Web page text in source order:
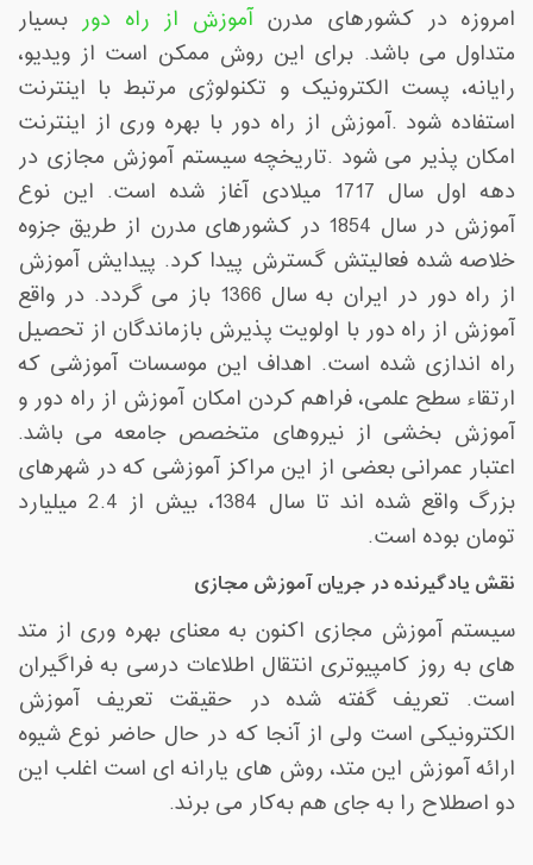
امروزه در کشورهای مدرن آموزش از راه دور بسیار
متداول می باشد. برای این روش ممکن است از ویدیو،
رایانه، پست الکترونیک و تکنولوژی مرتبط با اینترنت
استفاده شود .آموزش از راه دور با بهره وری از اینترنت
امکان پذیر می شود .تاریخچه سیستم آموزش مجازی در
دهه اول سال 1717 میلادی آغاز شده است. این نوع
آموزش در سال 1854 در کشورهای مدرن از طریق جزوه
خلاصه شده فعالیتش گسترش پیدا کرد. پیدایش آموزش
از راه دور در ایران به سال 1366 باز می گردد. در واقع
آموزش از راه دور با اولویت پذیرش بازماندگان از تحصیل
راه اندازی شده است. اهداف این موسسات آموزشی که
ارتقاء سطح علمی، فراهم کردن امکان آموزش از راه دور و
آموزش بخشی از نیروهای متخصص جامعه می باشد.
اعتبار عمرانی بعضی از این مراکز آموزشی که در شهرهای
بزرگ واقع شده اند تا سال 1384، بیش از 2.4 میلیارد
تومان بوده است.
نقش یادگیرنده در جریان آموزش مجازی
سیستم آموزش مجازی اکنون به معنای بهره وری از متد
های به روز کامپیوتری انتقال اطلاعات درسی به فراگیران
است. تعریف گفته شده در حقیقت تعریف آموزش
الکترونیکی است ولی از آنجا که در حال حاضر نوع شیوه
ارائه آموزش این متد، روش های یارانه ای است اغلب این
دو اصطلاح را به جای هم به‌کار می برند.